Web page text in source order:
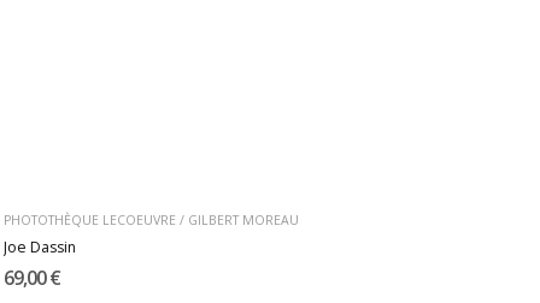
PHOTOTHÈQUE LECOEUVRE / GILBERT MOREAU
Joe Dassin
69,00 €